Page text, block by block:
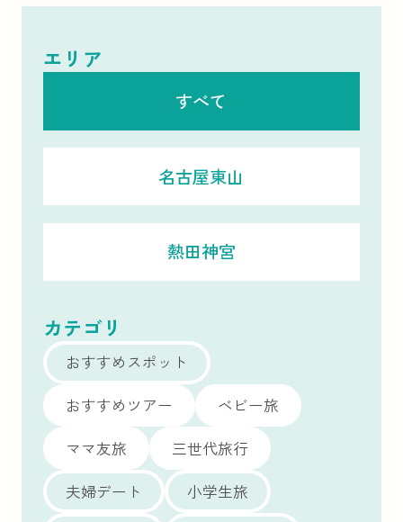
エリア
すべて
名古屋東山
熱田神宮
カテゴリ
おすすめスポット
おすすめツアー
ベビー旅
ママ友旅
三世代旅行
夫婦デート
小学生旅